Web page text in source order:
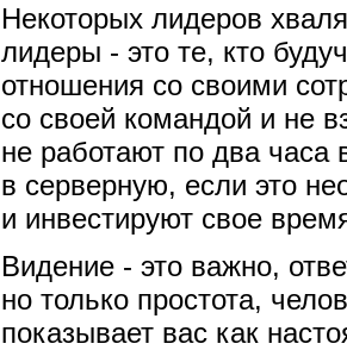
Некоторых лидеров
лидеры - это те, кто
отношения со своими
со своей командой и не
не работают по два часа
в серверную, если это
и инвестируют свое
Видение - это важно,
но только простота,
показывает вас как